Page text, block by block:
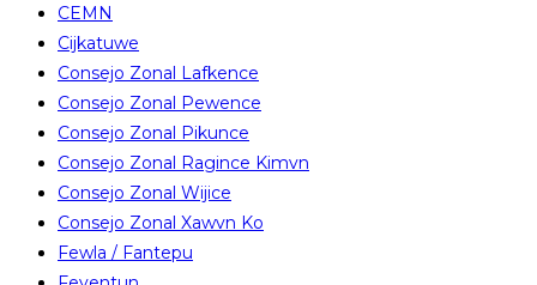
CEMN
Cijkatuwe
Consejo Zonal Lafkence
Consejo Zonal Pewence
Consejo Zonal Pikunce
Consejo Zonal Ragince Kimvn
Consejo Zonal Wijice
Consejo Zonal Xawvn Ko
Fewla / Fantepu